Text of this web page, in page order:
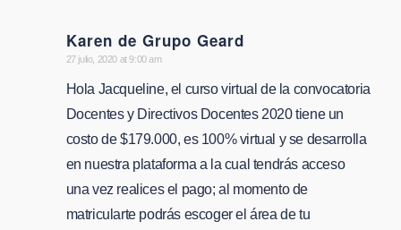
Karen de Grupo Geard
says:
27 julio, 2020 at 9:00 am
Hola Jacqueline, el curso virtual de la convocatoria
Docentes y Directivos Docentes 2020 tiene un
costo de $179.000, es 100% virtual y se desarrolla
en nuestra plataforma a la cual tendrás acceso
una vez realices el pago; al momento de
matricularte podrás escoger el área de tu